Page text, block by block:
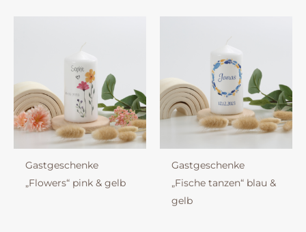
Gastgeschenke
„Flowers“ pink & gelb
Gastgeschenke
„Fische tanzen“ blau &
gelb